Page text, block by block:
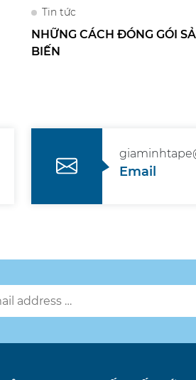
Tin tức
NHỮNG CÁCH ĐÓNG GÓI
BIẾN
Email